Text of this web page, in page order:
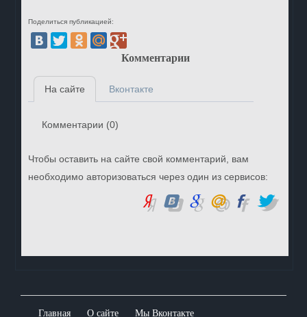
Поделиться публикацией:
Комментарии
На сайте Вконтакте
Комментарии (0)
Чтобы оставить на сайте свой комментарий, вам
необходимо авторизоваться через один из сервисов:
Главная О сайте Мы Вконтакте